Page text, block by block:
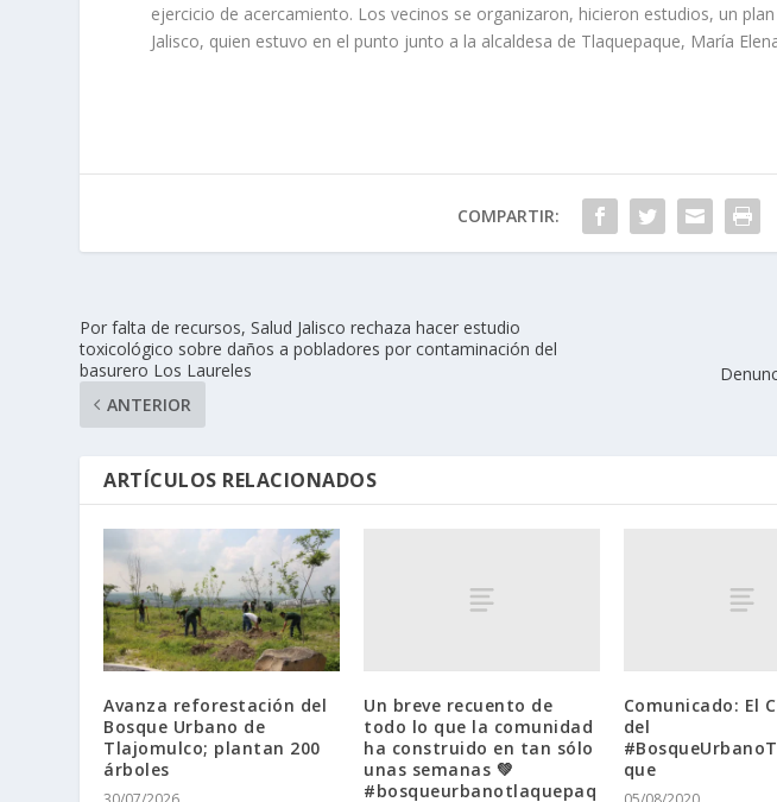
ejercicio de acercamiento. Los vecinos se organizaron, hicieron estudios, un
Jalisco, quien estuvo en el punto junto a la alcaldesa de Tlaquepaque, María
COMPARTIR:
Por falta de recursos, Salud Jalisco rechaza hacer estudio
toxicológico sobre daños a pobladores por contaminación del
basurero Los Laureles
ANTERIOR
ARTÍCULOS RELACIONADOS
Avanza reforestación del
Bosque Urbano de
Tlajomulco; plantan 200
árboles
Un breve recuento de
todo lo que la comunidad
ha construido en tan sólo
unas semanas 💚
#bosqueurbanotlaquepaq
Comunicado: El
del
que